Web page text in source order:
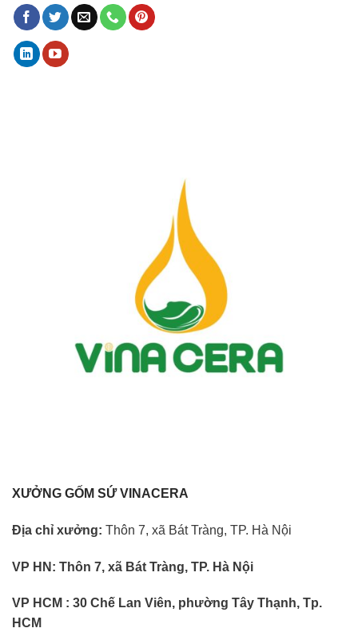
XƯỞNG GỐM SỨ VINACERA
Địa chỉ xưởng: Thôn 7, xã Bát Tràng, TP. Hà Nội
VP HN: Thôn 7, xã Bát Tràng, TP. Hà Nội
VP HCM : 30 Chế Lan Viên, phường Tây Thạnh, Tp.
HCM